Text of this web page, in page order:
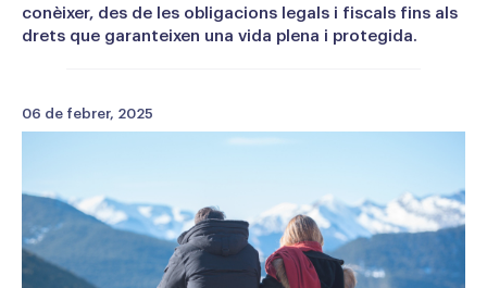
conèixer, des de les obligacions legals i fiscals fins als
drets que garanteixen una vida plena i protegida.
06 de febrer, 2025